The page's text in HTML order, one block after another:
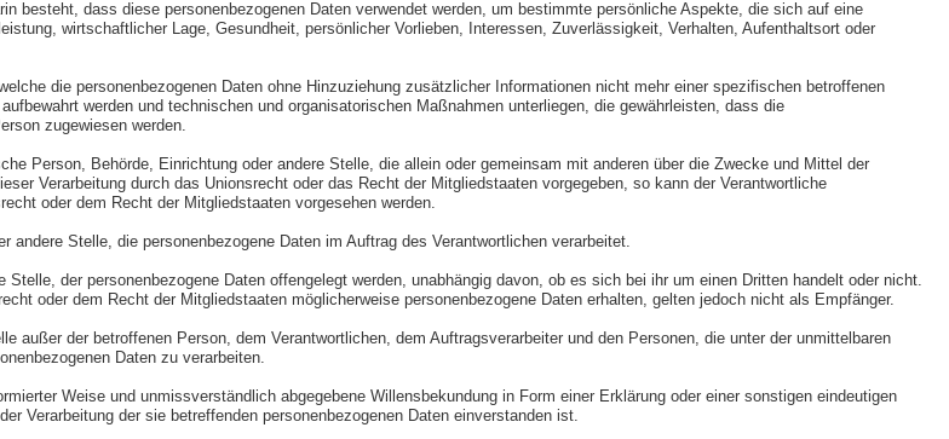
besteht, dass diese personenbezogenen Daten verwendet werden, um bestimmte persönliche Aspekte, die sich auf eine
wirtschaftlicher Lage, Gesundheit, persönlicher Vorlieben, Interessen, Zuverlässigkeit, Verhalten, Aufenthaltsort oder
die personenbezogenen Daten ohne Hinzuziehung zusätzlicher Informationen nicht mehr einer spezifischen betroffenen
werden und technischen und organisatorischen Maßnahmen unterliegen, die gewährleisten, dass die
zugewiesen werden.
Person, Behörde, Einrichtung oder andere Stelle, die allein oder gemeinsam mit anderen über die Zwecke und Mittel der
Verarbeitung durch das Unionsrecht oder das Recht der Mitgliedstaaten vorgegeben, so kann der Verantwortliche
oder dem Recht der Mitgliedstaaten vorgesehen werden.
Stelle, die personenbezogene Daten im Auftrag des Verantwortlichen verarbeitet.
der personenbezogene Daten offengelegt werden, unabhängig davon, ob es sich bei ihr um einen Dritten handelt oder nicht.
oder dem Recht der Mitgliedstaaten möglicherweise personenbezogene Daten erhalten, gelten jedoch nicht als Empfänger.
außer der betroffenen Person, dem Verantwortlichen, dem Auftragsverarbeiter und den Personen, die unter der unmittelbaren
Daten zu verarbeiten.
Weise und unmissverständlich abgegebene Willensbekundung in Form einer Erklärung oder einer sonstigen eindeutigen
Verarbeitung der sie betreffenden personenbezogenen Daten einverstanden ist.